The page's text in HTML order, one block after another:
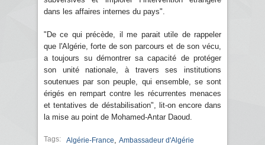
dans les affaires internes du pays".
"De ce qui précède, il me parait utile de rappeler
que l'Algérie, forte de son parcours et de son vécu,
a toujours su démontrer sa capacité de protéger
son unité nationale, à travers ses institutions
soutenues par son peuple, qui ensemble, se sont
érigés en rempart contre les récurrentes menaces
et tentatives de déstabilisation", lit-on encore dans
la mise au point de Mohamed-Antar Daoud.
Tags: Algérie-France Ambassadeur d'Algérie